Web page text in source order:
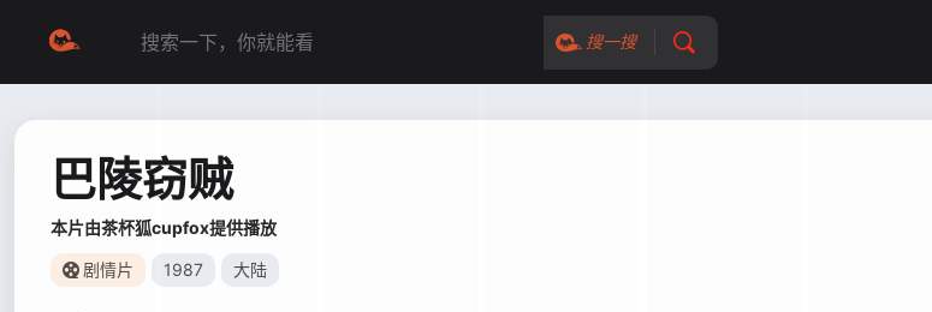
搜一搜
巴陵窃贼
本片由茶杯狐cupfox提供播放
剧情片 1987 大陆